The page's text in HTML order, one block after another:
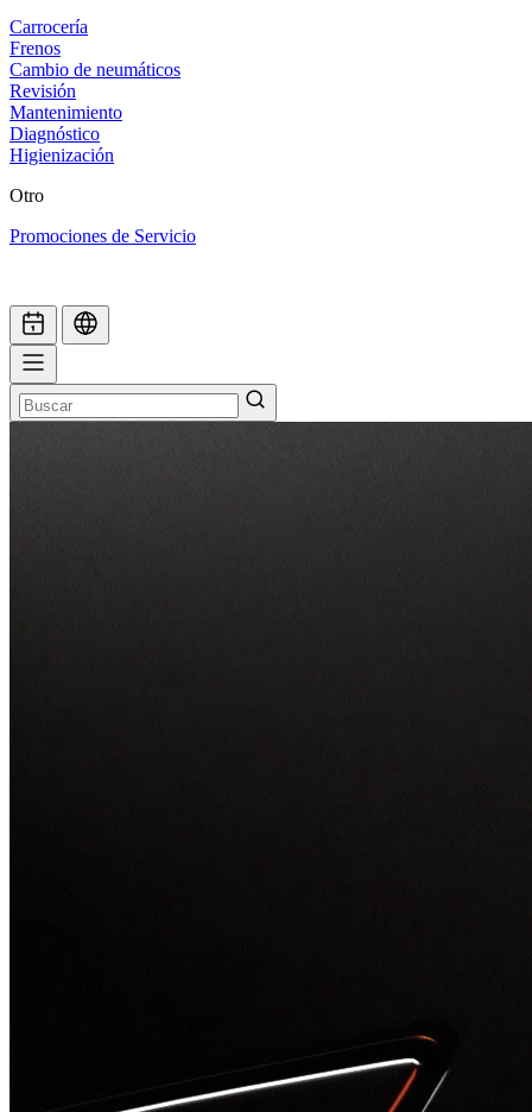
Carrocería
Frenos
Cambio de neumáticos
Revisión
Mantenimiento
Diagnóstico
Higienización
Otro
Promociones de Servicio